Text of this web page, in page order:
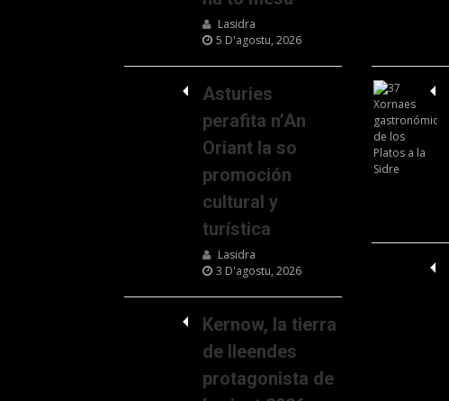
Lasidra
5 D'agostu, 2026
Asturies
perafita n’An
Oriant la so
promoción
cultural y
turística
Lasidra
3 D'agostu, 2026
Kernow, la tierra
de lleendes
protagonista de